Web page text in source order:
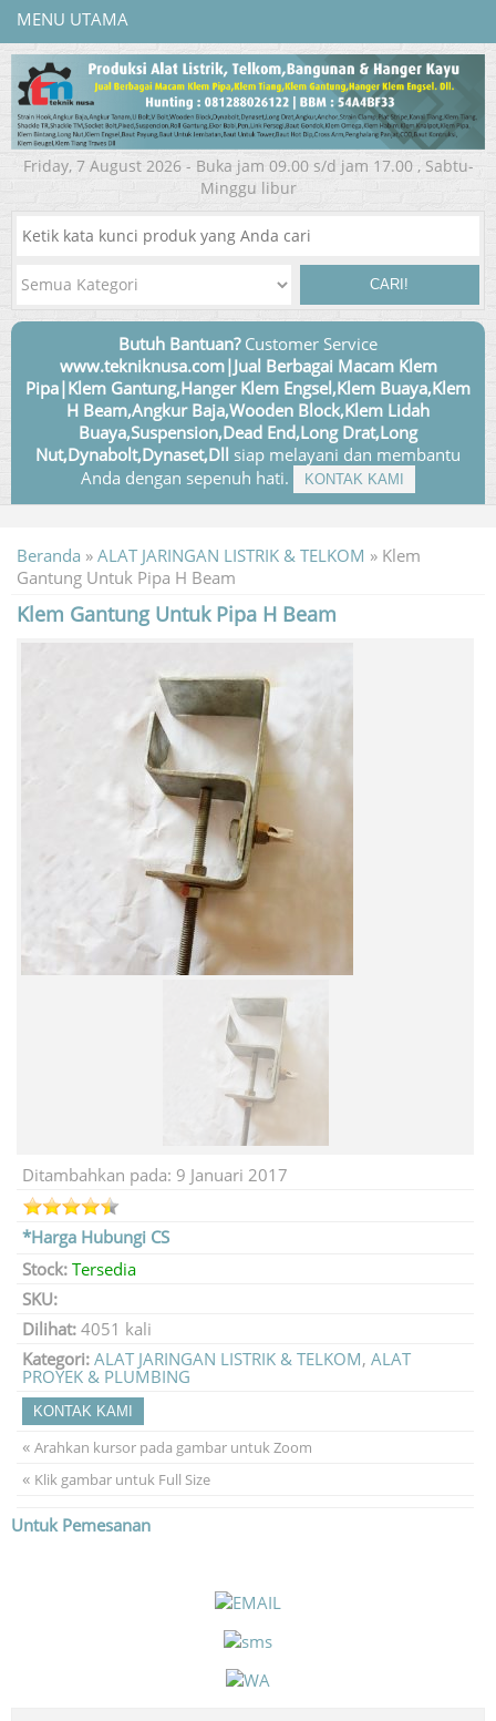
MENU UTAMA
Friday, 7 August 2026 - Buka jam 09.00 s/d jam 17.00 , Sabtu-
Minggu libur
CARI!
Butuh Bantuan?Customer Service
www.tekniknusa.com|Jual Berbagai Macam Klem
Pipa|Klem Gantung,Hanger Klem Engsel,Klem Buaya,Klem
H Beam,Angkur Baja,Wooden Block,Klem Lidah
Buaya,Suspension,Dead End,Long Drat,Long
Nut,Dynabolt,Dynaset,Dll siap melayani dan membantu
Anda dengan sepenuh hati.
KONTAK KAMI
Beranda » ALAT JARINGAN LISTRIK & TELKOM » Klem
Gantung Untuk Pipa H Beam
Klem Gantung Untuk Pipa H Beam
Ditambahkan pada: 9 Januari 2017
*Harga Hubungi CS
Stock: Tersedia
SKU:
Dilihat: 4051 kali
Kategori: ALAT JARINGAN LISTRIK & TELKOM, ALAT
PROYEK & PLUMBING
KONTAK KAMI
« Arahkan kursor pada gambar untuk Zoom
« Klik gambar untuk Full Size
Untuk Pemesanan